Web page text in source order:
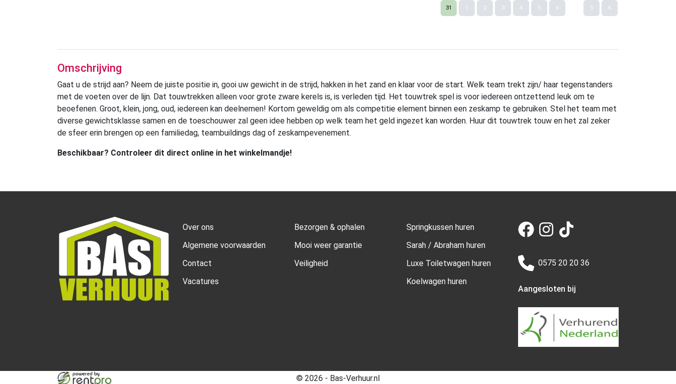
31 1 2 3 4 5 6 5 6
Omschrijving
Gaat u de strijd aan? Neem de juiste positie in, gooi uw gewicht in de strijd, hakken in het zand en klaar voor de start. Welk team trekt zijn/ haar tegenstanders
met de voeten over de lijn. Dat touwtrekken alleen voor grote zware kerels is, is verleden tijd. Het touwtrek spel is voor iedereen ontzettend leuk om te
beoefenen. Groot, klein, jong, oud, iedereen kan deelnemen! Kortom geweldig om als competitie element binnen een zeskamp te gebruiken. Stel het team met
diverse gewichtsklasse samen en de toeschouwer zal geen idee hebben op welk team het geld ingezet kan worden. Huur dit touwtrek touw en het zal zeker
de sfeer erin brengen op een familiedag, teambuildings dag of zeskampevenement.
Beschikbaar? Controleer dit direct online in het winkelmandje!
Over ons
Algemene voorwaarden
Contact
Vacatures
Bezorgen & ophalen
Mooi weer garantie
Veiligheid
Springkussen huren
Sarah / Abraham huren
Luxe Toiletwagen huren
Koelwagen huren
0575 20 20 36
Aangesloten bij
© 2026 - Bas-Verhuur.nl